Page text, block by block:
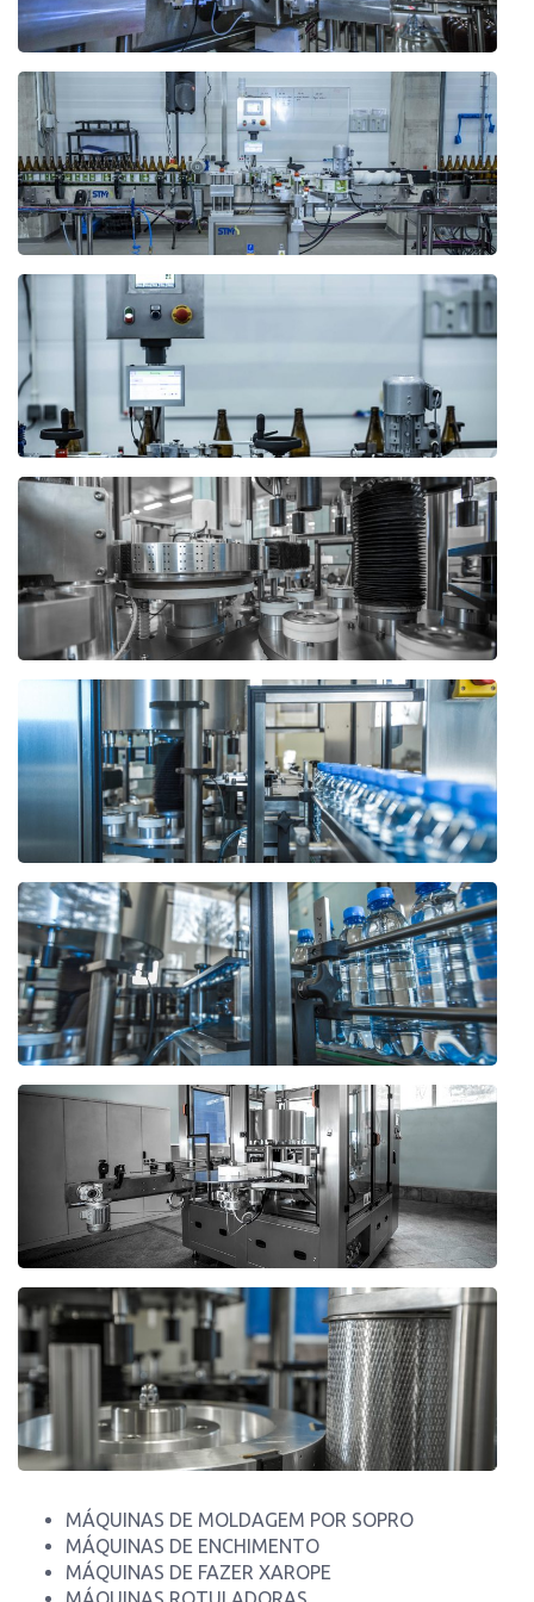
MÁQUINAS DE MOLDAGEM POR SOPRO
MÁQUINAS DE ENCHIMENTO
MÁQUINAS DE FAZER XAROPE